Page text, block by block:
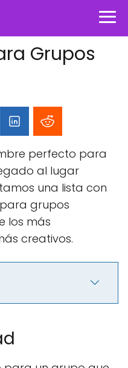
Grupos
perfecto para
al lugar
una lista con
para grupos
los más
creativos.